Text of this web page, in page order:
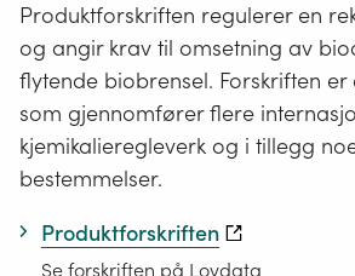
Produktforskriften regulerer en
og angir krav til omsetning av
flytende biobrensel. Forskriften
som gjennomfører flere
kjemikalieregleverk og i tillegg
bestemmelser.
Produktforskriften
Se forskriften på Lovdata